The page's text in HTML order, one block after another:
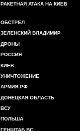
РАКЕТНАЯ АТАКА НА КИЕВ
ОБСТРЕЛ
ЗЕЛЕНСКИЙ ВЛАДИМИР
ДРОНЫ
РОССИЯ
КИЕВ
УНИЧТОЖЕНИЕ
АРМИЯ РФ
ДОНЕЦКАЯ ОБЛАСТЬ
ВСУ
ПОЛЬША
ГЕНШТАБ ВС